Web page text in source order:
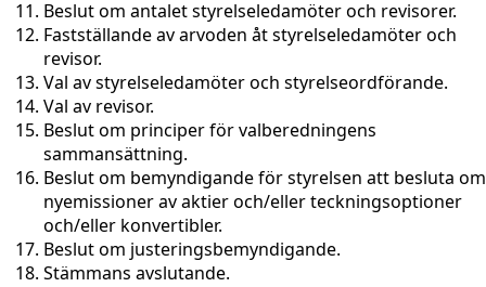
Beslut om antalet styrelseledamöter och revisorer.
Fastställande av arvoden åt styrelseledamöter och
revisor.
Val av styrelseledamöter och styrelseordförande.
Val av revisor.
Beslut om principer för valberedningens
sammansättning.
Beslut om bemyndigande för styrelsen att besluta om
nyemissioner av aktier och/eller teckningsoptioner
och/eller konvertibler.
Beslut om justeringsbemyndigande.
Stämmans avslutande.